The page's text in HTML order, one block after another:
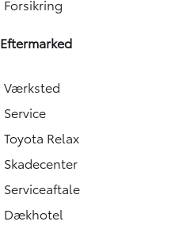
Forsikring
Eftermarked
Værksted
Service
Toyota Relax
Skadecenter
Serviceaftale
Dækhotel